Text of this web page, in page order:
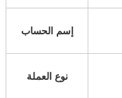
إسم الحساب
نوع العملة